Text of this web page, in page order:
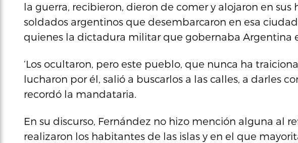
la guerra, recibieron, dieron de comer y alojaron en sus
soldados argentinos que desembarcaron en esa
quienes la dictadura militar que gobernaba Argentina
‘Los ocultaron, pero este pueblo, que nunca ha
lucharon por él, salió a buscarlos a las calles, a darles
recordó la mandataria.
En su discurso, Fernández no hizo mención alguna al
realizaron los habitantes de las islas y en el que